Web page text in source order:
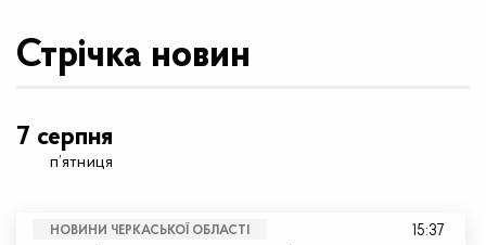
Стрічка новин
7 серпня
п’ятниця
НОВИНИ ЧЕРКАСЬКОЇ ОБЛАСТІ 15:37